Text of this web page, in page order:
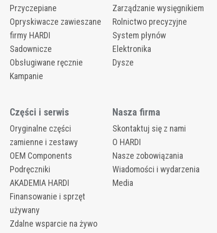
Przyczepiane
Opryskiwacze zawieszane
firmy HARDI
Sadownicze
Obsługiwane ręcznie
Kampanie
Zarządzanie wysięgnikiem
Rolnictwo precyzyjne
System płynów
Elektronika
Dysze
Części i serwis
Oryginalne części
zamienne i zestawy
OEM Components
Podręczniki
AKADEMIA HARDI
Finansowanie i sprzęt
używany
Zdalne wsparcie na żywo
Nasza firma
Skontaktuj się z nami
O HARDI
Nasze zobowiązania
Wiadomości i wydarzenia
Media